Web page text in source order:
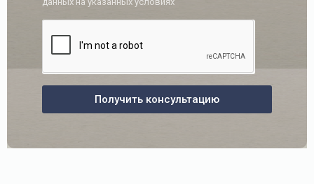
Получить консультацию